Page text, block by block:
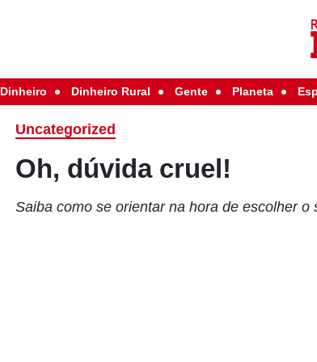
Dinheiro Dinheiro Rural Gente Planeta
Uncategorized
Oh, dúvida cruel!
Saiba como se orientar na hora de escolher o